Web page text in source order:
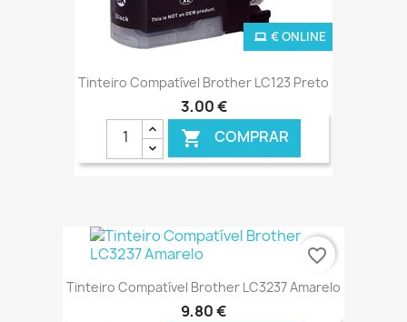
Tinteiro Compatível Brother LC123 Preto
3,00 €
 COMPRAR
€ ONLINE
Tinteiro Compatível Brother LC3237 Amarelo
9,80 €
favorite_border